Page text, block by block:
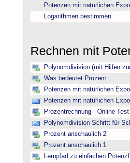
Potenzen mit natürlichen
Logarithmen bestimmen
Rechnen mit
Polynomdivision (mit Hilfen
Was bedeutet Prozent
Potenzen mit natürlichen
Potenzen mit natürlichen
Prozentrechnung - Online Test
Polynomdivision Schritt für
Prozent anschaulich 2
Prozent anschaulich 1
Lernpfad zu einfachen